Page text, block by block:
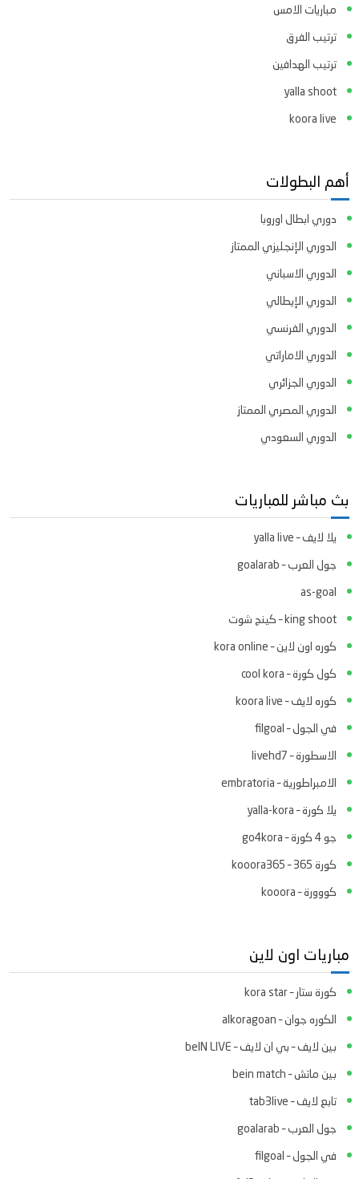
مباريات الامس
ترتيب الفرق
ترتيب الهدافين
yalla shoot
koora live
أهم البطولات
دوري ابطال اوروبا
الدوري الإنجليزي الممتاز
الدوري الاسباني
الدوري الإيطالي
الدوري الفرنسي
الدوري الاماراتي
الدوري الجزائري
الدوري المصري الممتاز
الدوري السعودي
بث مباشر للمباريات
يلا لايف – yalla live
جول العرب – goalarab
as-goal
king shoot – كينج شوت
كوره اون لاين – kora online
كول كورة – cool kora
كوره لايف – koora live
في الجول – filgoal
الاسطورة – livehd7
الامبراطورية – embratoria
يلا كورة – yalla-kora
جو 4 كورة – go4kora
كورة 365 – kooora365
كووورة – kooora
مباريات اون لاين
كورة ستار – kora star
الكوره جوان – alkoragoan
بين لايف – بي ان لايف – beIN LIVE
بين ماتش – bein match
تابع لايف – tab3live
جول العرب – goalarab
في الجول – filgoal